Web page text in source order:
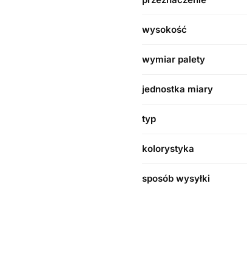
wysokość
wymiar palety
jednostka miary
typ
kolorystyka
sposób wysyłki